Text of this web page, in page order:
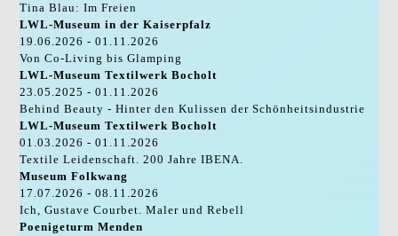
Tina Blau: Im Freien
LWL-Museum in der Kaiserpfalz
19.06.2026 - 01.11.2026
Von Co-Living bis Glamping
LWL-Museum Textilwerk Bocholt
23.05.2025 - 01.11.2026
Behind Beauty - Hinter den Kulissen der Schönheitsindustrie
LWL-Museum Textilwerk Bocholt
01.03.2026 - 01.11.2026
Textile Leidenschaft. 200 Jahre IBENA.
Museum Folkwang
17.07.2026 - 08.11.2026
Ich, Gustave Courbet. Maler und Rebell
Poenigeturm Menden